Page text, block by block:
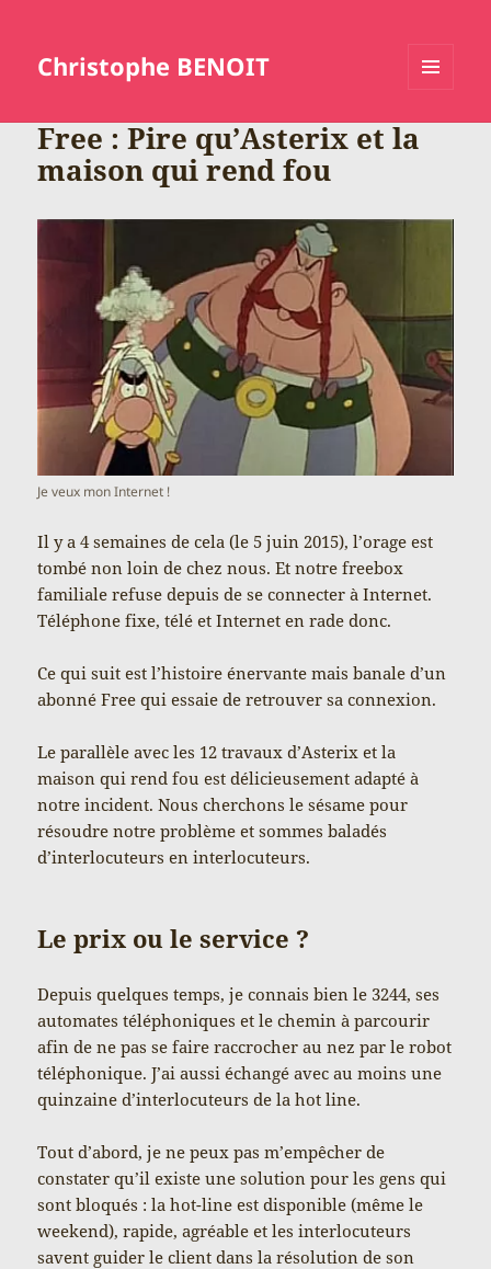
Christophe BENOIT
WIDGETS
Free : Pire qu’Asterix et la
maison qui rend fou
Je veux mon Internet !
Il y a 4 semaines de cela (le 5 juin 2015), l’orage est
tombé non loin de chez nous. Et notre freebox
familiale refuse depuis de se connecter à Internet.
Téléphone fixe, télé et Internet en rade donc.
Ce qui suit est l’histoire énervante mais banale d’un
abonné Free qui essaie de retrouver sa connexion.
Le parallèle avec les 12 travaux d’Asterix et la
maison qui rend fou est délicieusement adapté à
notre incident. Nous cherchons le sésame pour
résoudre notre problème et sommes baladés
d’interlocuteurs en interlocuteurs.
Le prix ou le service ?
Depuis quelques temps, je connais bien le 3244, ses
automates téléphoniques et le chemin à parcourir
afin de ne pas se faire raccrocher au nez par le robot
téléphonique. J’ai aussi échangé avec au moins une
quinzaine d’interlocuteurs de la hot line.
Tout d’abord, je ne peux pas m’empêcher de
constater qu’il existe une solution pour les gens qui
sont bloqués : la hot-line est disponible (même le
weekend), rapide, agréable et les interlocuteurs
savent guider le client dans la résolution de son